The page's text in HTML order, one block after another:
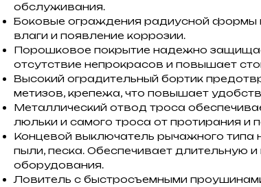
обслуживания.
Боковые ограждения радиусной
влаги и появление коррозии.
Порошковое покрытие надежно
отсутствие непрокрасов и повышает
Высокий оградительный бортик
метизов, крепежа, что повышает
Металлический отвод троса
люльки и самого троса от протирания и
Концевой выключатель рычажного типа
пыли, песка. Обеспечивает длительную
оборудования.
Ловитель с быстросъемными